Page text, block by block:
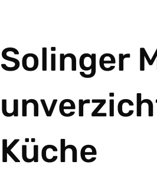
Solinger
Küche